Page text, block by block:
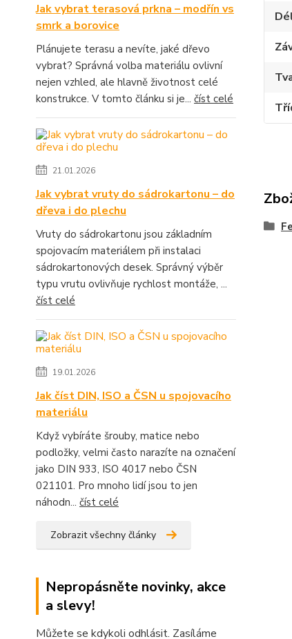
Jak vybrat terasová prkna – modřín vs
smrk a borovice
Plánujete terasu a nevíte, jaké dřevo
vybrat? Správná volba materiálu ovlivní
nejen vzhled, ale hlavně životnost celé
konstrukce. V tomto článku si je... číst celé
21.01.2026
Jak vybrat vruty do sádrokartonu – do
dřeva i do plechu
Vruty do sádrokartonu jsou základním
spojovacím materiálem při instalaci
sádrokartonových desek. Správný výběr
typu vrutu ovlivňuje rychlost montáže, ...
číst celé
19.01.2026
Jak číst DIN, ISO a ČSN u spojovacího
materiálu
Když vybíráte šrouby, matice nebo
podložky, velmi často narazíte na označení
jako DIN 933, ISO 4017 nebo ČSN
021101. Pro mnoho lidí jsou to jen
náhodn... číst celé
Zobrazit všechny články
Nepropásněte novinky, akce
a slevy!
Můžete se kdykoli odhlásit. Zasíláme